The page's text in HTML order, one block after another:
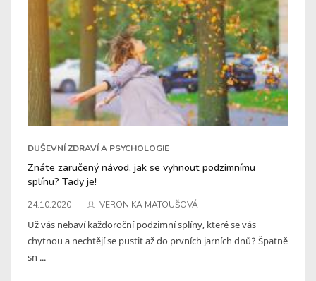
DUŠEVNÍ ZDRAVÍ A PSYCHOLOGIE
Znáte zaručený návod, jak se vyhnout podzimnímu
splínu? Tady je!
24.10.2020 VERONIKA MATOUŠOVÁ
Už vás nebaví každoroční podzimní splíny, které se vás
chytnou a nechtějí se pustit až do prvních jarních dnů? Špatně
sn ...